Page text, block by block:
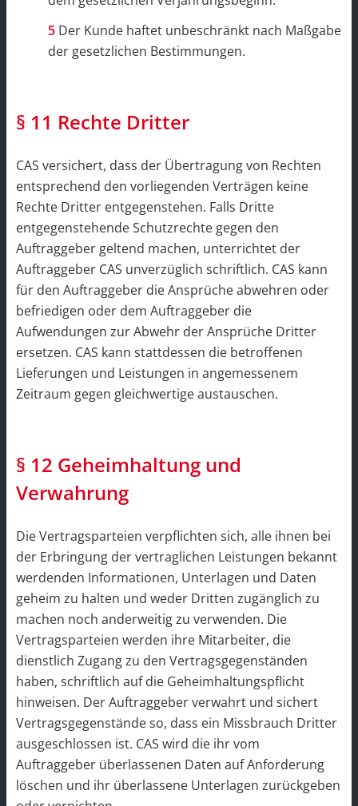
Der Kunde haftet unbeschränkt nach Maßgabe
der gesetzlichen Bestimmungen.
§ 11 Rechte Dritter
CAS versichert, dass der Übertragung von Rechten
entsprechend den vorliegenden Verträgen keine
Rechte Dritter entgegenstehen. Falls Dritte
entgegenstehende Schutzrechte gegen den
Auftraggeber geltend machen, unterrichtet der
Auftraggeber CAS unverzüglich schriftlich. CAS kann
für den Auftraggeber die Ansprüche abwehren oder
befriedigen oder dem Auftraggeber die
Aufwendungen zur Abwehr der Ansprüche Dritter
ersetzen. CAS kann stattdessen die betroffenen
Lieferungen und Leistungen in angemessenem
Zeitraum gegen gleichwertige austauschen.
§ 12 Geheimhaltung und
Verwahrung
Die Vertragsparteien verpflichten sich, alle ihnen bei
der Erbringung der vertraglichen Leistungen bekannt
werdenden Informationen, Unterlagen und Daten
geheim zu halten und weder Dritten zugänglich zu
machen noch anderweitig zu verwenden. Die
Vertragsparteien werden ihre Mitarbeiter, die
dienstlich Zugang zu den Vertragsgegenständen
haben, schriftlich auf die Geheimhaltungspflicht
hinweisen. Der Auftraggeber verwahrt und sichert
Vertragsgegenstände so, dass ein Missbrauch Dritter
ausgeschlossen ist. CAS wird die ihr vom
Auftraggeber überlassenen Daten auf Anforderung
löschen und ihr überlassene Unterlagen zurückgeben